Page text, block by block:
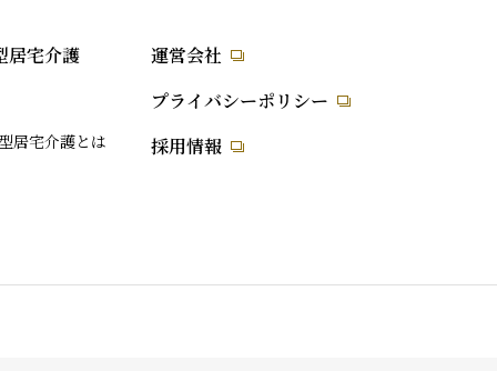
居宅介護
居宅介護とは
運営会社
プライバシーポリシー
採用情報